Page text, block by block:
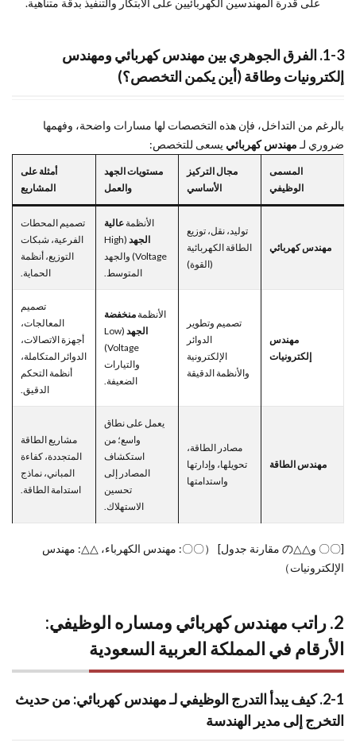
المملكة
السعودية
8
على قدرة المهندسين الكهربائيين على الابتكار والتنفيذ بدقة متناهية.
1-3. الفرق الجوهري بين مهندس كهربائي ومهندس
إلكترونيات وطاقة (أين يكمن التخصص؟)
بالرغم من التداخل، فإن هذه التخصصات لها مسارات واضحة، وفهمها
ضروري لـمهندس كهربائي يسعى للتخصص:
المسمى
الوظيفي
مجال التركيز
الأساسي
مستويات الجهد
والعمل
أمثلة على
المشاريع
مهندس كهربائي
توليد، نقل، توزيع
الطاقة الكهربائية
(القوة)
الأنظمة عالية
الجهد (High
Voltage) والجهد
المتوسط.
تصميم المحطات
الفرعية، شبكات
التوزيع، أنظمة
الحماية.
مهندس
إلكترونيات
تصميم وتطوير
الدوائر
الإلكترونية
والأنظمة الدقيقة
الأنظمة منخفضة
الجهد (Low
Voltage)
والتيارات
الضعيفة.
تصميم
المعالجات،
أجهزة الاتصالات،
الدوائر المتكاملة،
أنظمة التحكم
الدقيق.
مهندس الطاقة
مصادر الطاقة،
تحويلها، وإدارتها
واستدامتها
يعمل على نطاق
واسع؛ من
استكشاف
المصادر إلى
تحسين
الاستهلاك.
مشاريع الطاقة
المتجددة، كفاءة
المباني، نماذج
استدامة الطاقة.
[〇〇 و△△の مقارنة جدول] （〇〇: مهندس الكهرباء، △△: مهندس
الإلكترونيات）
2. راتب مهندس كهربائي ومساره الوظيفي:
الأرقام في المملكة العربية السعودية
2-1. كيف يبدأ التدرج الوظيفي لـ مهندس كهربائي: من حديث
التخرج إلى مدير الهندسة